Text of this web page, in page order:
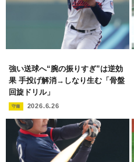
強い送球へ“腕の振りすぎ”は逆効
果 手投げ解消→しなり生む「骨盤
回旋ドリル」
守備 2026.6.26